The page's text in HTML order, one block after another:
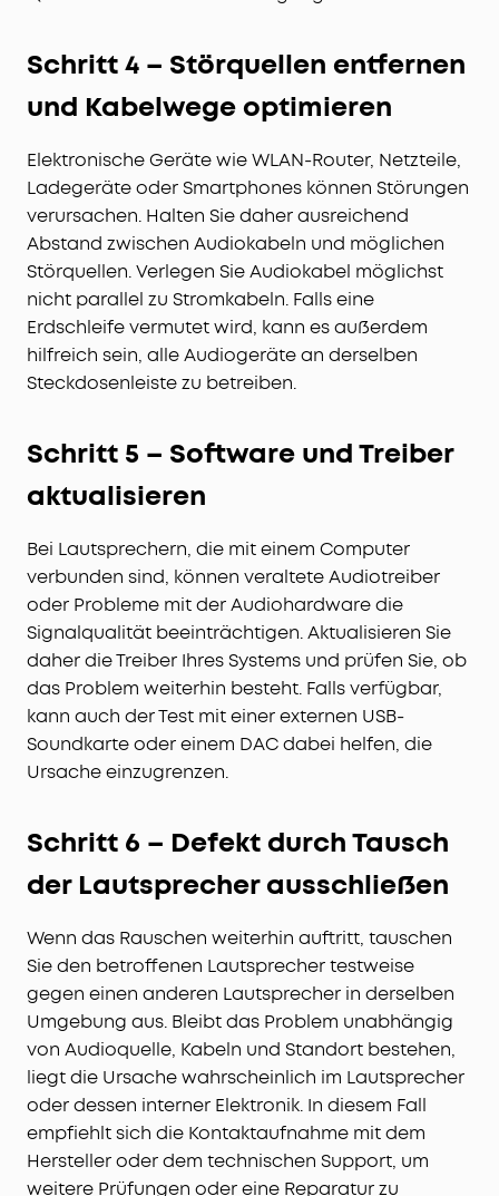
Schritt 4 – Störquellen entfernen
und Kabelwege optimieren
Elektronische Geräte wie WLAN-Router, Netzteile,
Ladegeräte oder Smartphones können Störungen
verursachen. Halten Sie daher ausreichend
Abstand zwischen Audiokabeln und möglichen
Störquellen. Verlegen Sie Audiokabel möglichst
nicht parallel zu Stromkabeln. Falls eine
Erdschleife vermutet wird, kann es außerdem
hilfreich sein, alle Audiogeräte an derselben
Steckdosenleiste zu betreiben.
Schritt 5 – Software und Treiber
aktualisieren
Bei Lautsprechern, die mit einem Computer
verbunden sind, können veraltete Audiotreiber
oder Probleme mit der Audiohardware die
Signalqualität beeinträchtigen. Aktualisieren Sie
daher die Treiber Ihres Systems und prüfen Sie, ob
das Problem weiterhin besteht. Falls verfügbar,
kann auch der Test mit einer externen USB-
Soundkarte oder einem DAC dabei helfen, die
Ursache einzugrenzen.
Schritt 6 – Defekt durch Tausch
der Lautsprecher ausschließen
Wenn das Rauschen weiterhin auftritt, tauschen
Sie den betroffenen Lautsprecher testweise
gegen einen anderen Lautsprecher in derselben
Umgebung aus. Bleibt das Problem unabhängig
von Audioquelle, Kabeln und Standort bestehen,
liegt die Ursache wahrscheinlich im Lautsprecher
oder dessen interner Elektronik. In diesem Fall
empfiehlt sich die Kontaktaufnahme mit dem
Hersteller oder dem technischen Support, um
weitere Prüfungen oder eine Reparatur zu